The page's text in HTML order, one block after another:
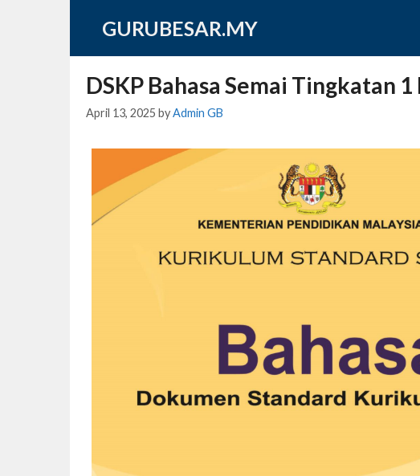
GURUBESAR.MY
DSKP Bahasa Semai Tingkatan 1
April 13, 2025 byAdmin GB